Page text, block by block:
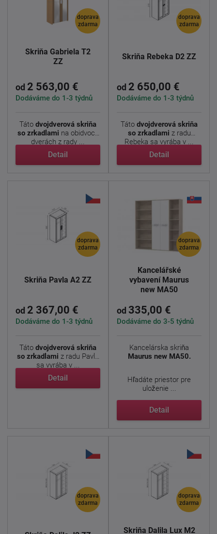
doprava
zdarma
Skriňa Gabriela T2
ZZ
od 2 563,00 €
Dodáváme do 1-3 týdnů
Táto dvojdverová skriňa
so zrkadlami na obidvoch
dverách z rady ...
Detail
doprava
zdarma
Skriňa Rebeka D2 ZZ
od 2 650,00 €
Dodáváme do 1-3 týdnů
Táto dvojdverová skriňa
so zrkadlami z radu
Rebeka sa vyrába v ...
Detail
doprava
zdarma
Skriňa Pavla A2 ZZ
od 2 367,00 €
Dodáváme do 1-3 týdnů
Táto dvojdverová skriňa
so zrkadlami z radu Pavla
sa vyrába v ...
Detail
doprava
zdarma
Kancelářské
vybavení Maurus
new MA50
od 335,00 €
Dodáváme do 3-5 týdnů
Kancelárska skriňa
Maurus new MA50.
Hľadáte priestor pre
uloženie ...
Detail
doprava
zdarma
doprava
zdarma
Skriňa Dalila Lux M2